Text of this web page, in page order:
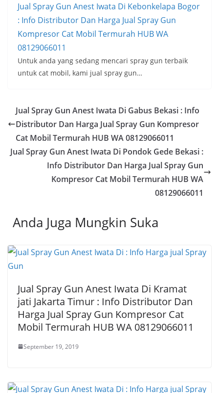
Jual Spray Gun Anest Iwata Di Kebonkelapa Bogor
: Info Distributor Dan Harga Jual Spray Gun
Kompresor Cat Mobil Termurah HUB WA
08129066011
Untuk anda yang sedang mencari spray gun terbaik
untuk cat mobil, kami jual spray gun…
Jual Spray Gun Anest Iwata Di Gabus Bekasi : Info
Distributor Dan Harga Jual Spray Gun Kompresor
Cat Mobil Termurah HUB WA 08129066011
Jual Spray Gun Anest Iwata Di Pondok Gede Bekasi :
Info Distributor Dan Harga Jual Spray Gun
Kompresor Cat Mobil Termurah HUB WA
08129066011
Anda Juga Mungkin Suka
Jual Spray Gun Anest Iwata Di Kramat
jati Jakarta Timur : Info Distributor Dan
Harga Jual Spray Gun Kompresor Cat
Mobil Termurah HUB WA 08129066011
September 19, 2019